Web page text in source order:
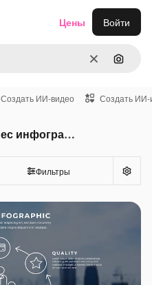
ОчиститьПоиск
Цены Войти
Создать ИИ-видео Создать ИИ-
Векторы По Запросу Бизнес инфографика
Фильтры